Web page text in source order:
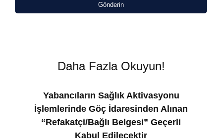
Gönderin
Daha Fazla Okuyun!
Yabancıların Sağlık Aktivasyonu
İşlemlerinde Göç İdaresinden Alınan
“Refakatçi/Bağlı Belgesi” Geçerli
Kabul Edilecektir